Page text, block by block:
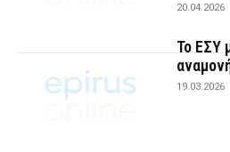
20.04.2026
Το ΕΣΥ
19.03.2026